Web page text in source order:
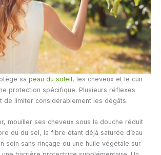
sa peau du soleil, les cheveux et le cuir
protection spécifique. Plusieurs réflexes
de limiter considérablement les dégâts.
mouiller ses cheveux sous la douche réduit
ou du sel, la fibre étant déjà saturée d’eau
soin sans rinçage ou une huile végétale sur